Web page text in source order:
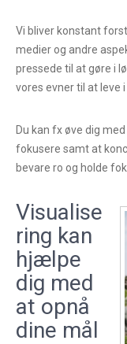
Vi bliver konstant
medier og andre
pressede til at gøre i
vores evner til at leve
Du kan fx øve dig
fokusere samt at
bevare ro og holde
Visualise
ring kan
hjælpe
dig med
at opnå
dine mål